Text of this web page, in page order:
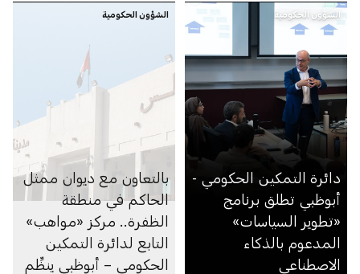
الشؤون الحكومية
دائرة التمكين الحكومي -
أبوظبي تطلق برنامج
«تطوير السياسات»
المدعوم بالذكاء
الاصطناعي
الشؤون الحكومية
بالتعاون مع ديوان ممثل
الحاكم في منطقة
الظفرة.. مركز «مواهب»
التابع لدائرة التمكين
الحكومي – أبوظبي ينظِّم